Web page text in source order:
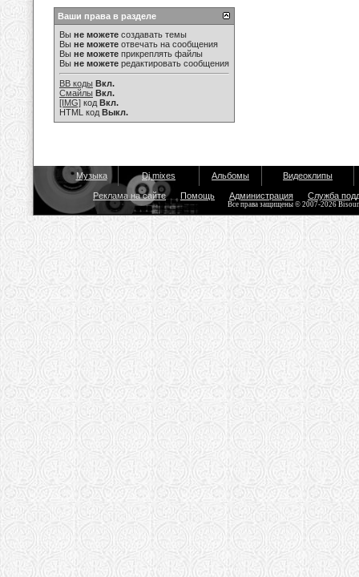
Ваши права в разделе
Вы не можете создавать темы
Вы не можете отвечать на сообщения
Вы не можете прикреплять файлы
Вы не можете редактировать сообщения
BB коды Вкл.
Смайлы Вкл.
[IMG] код Вкл.
HTML код Выкл.
Музыка Dj mixes Альбомы Видеоклипы
Реклама на сайте Помощь Администрация Служба
Все права защищены © 2007-2026